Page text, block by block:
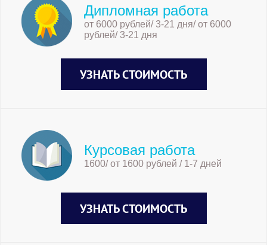
Дипломная работа
от 6000 рублей/ 3-21 дня/ от 6000
рублей/ 3-21 дня
УЗНАТЬ СТОИМОСТЬ
Курсовая работа
1600/ от 1600 рублей / 1-7 дней
УЗНАТЬ СТОИМОСТЬ